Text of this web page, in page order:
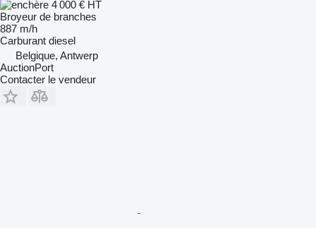
4 000 € HT
Broyeur de branches
887 m/h
Carburant diesel
Belgique, Antwerp
AuctionPort
Contacter le vendeur